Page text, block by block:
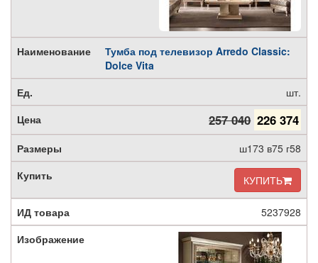
Тумба под телевизор Arredo Classic:
Dolce Vita
шт.
257 040 226 374
ш173 в75 г58
КУПИТЬ
5237928